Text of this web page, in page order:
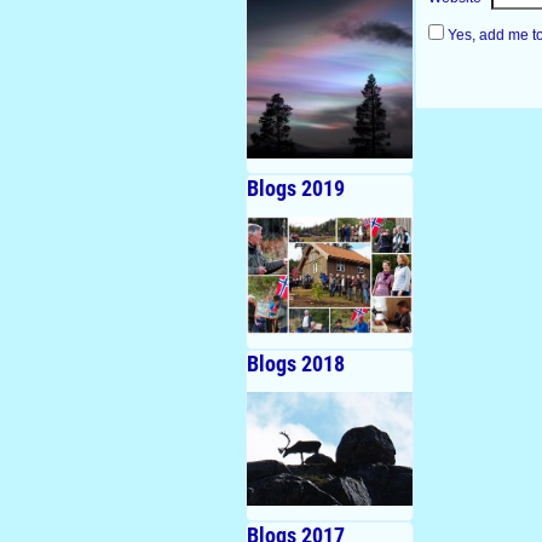
Yes, add me
Blogs 2019
Blogs 2018
Blogs 2017